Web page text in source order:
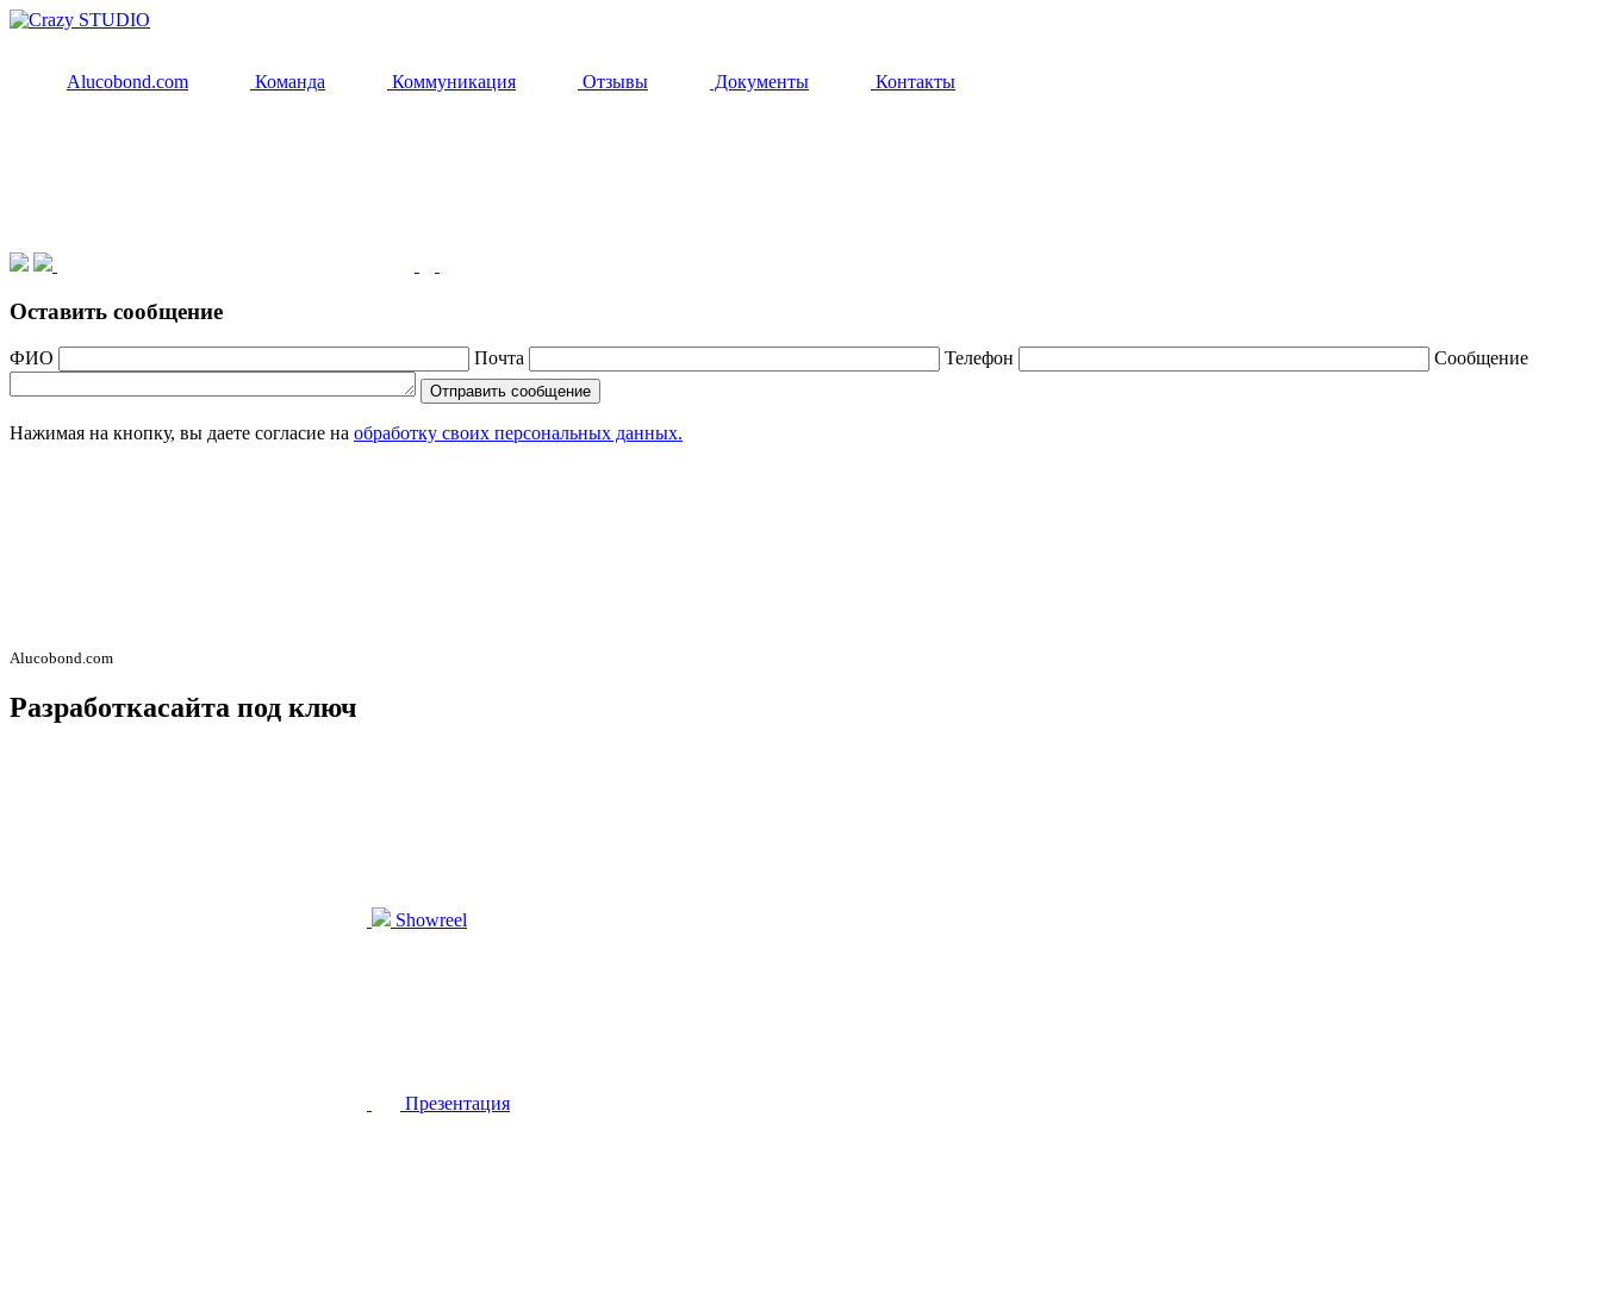
Alucobond.com Команда Коммуникация Отзывы Документы Контакты
Оставить сообщение
ФИО Почта Телефон Сообщение
Нажимая на кнопку, вы даете согласие на обработку своих персональных данных.
Alucobond.com
Разработкасайта под ключ
Showreel
Презентация